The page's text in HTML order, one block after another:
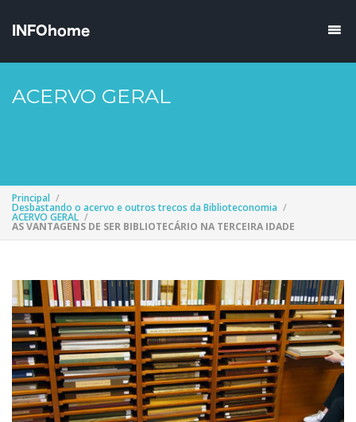
ACERVO GERAL
Principal
Desbastando o acervo e outros trecos da Biblioteconomia
ACERVO GERAL
AS VANTAGENS DE SER BIBLIOTECÁRIO NA TERCEIRA IDADE